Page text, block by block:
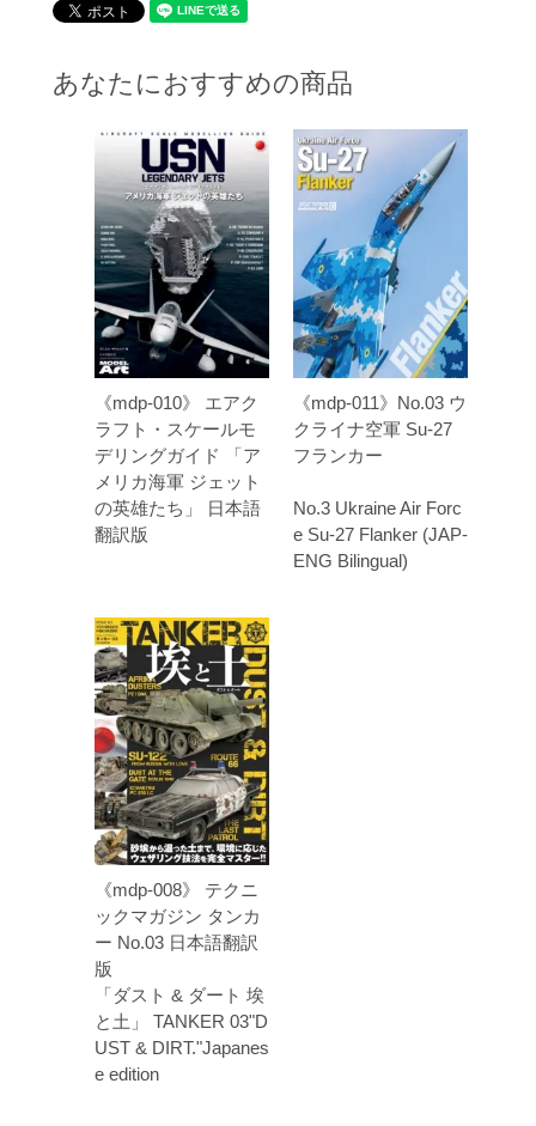
あなたにおすすめの商品
《mdp-010》 エアク
ラフト・スケールモ
デリングガイド 「ア
メリカ海軍 ジェット
の英雄たち」 日本語
翻訳版
《mdp-011》No.03 ウ
クライナ空軍 Su-27
フランカー
No.3 Ukraine Air Forc
e Su-27 Flanker (JAP-
ENG Bilingual)
《mdp-008》 テクニ
ックマガジン タンカ
ー No.03 日本語翻訳
版
「ダスト & ダート 埃
と土」 TANKER 03"D
UST & DIRT."Japanes
e edition